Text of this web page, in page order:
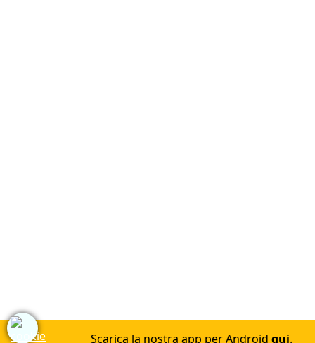
Scarica la nostra app per Android qui.